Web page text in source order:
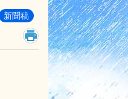
新聞稿